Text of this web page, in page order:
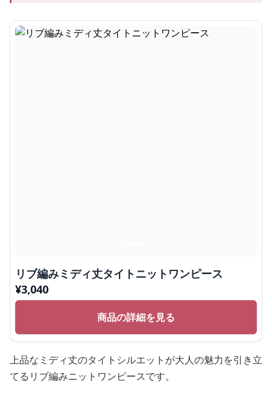
リブ編みミディ丈タイトニットワンピース
¥3,040
商品の詳細を見る
上品なミディ丈のタイトシルエットが大人の魅力を引き立
てるリブ編みニットワンピースです。